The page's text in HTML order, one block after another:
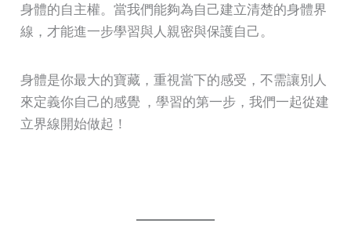
身體的自主權。當我們能夠為自己建立清楚的身體界
線，才能進一步學習與人親密與保護自己。
身體是你最大的寶藏，重視當下的感受，不需讓別人
來定義你自己的感覺 ，學習的第一步，我們一起從建
立界線開始做起！